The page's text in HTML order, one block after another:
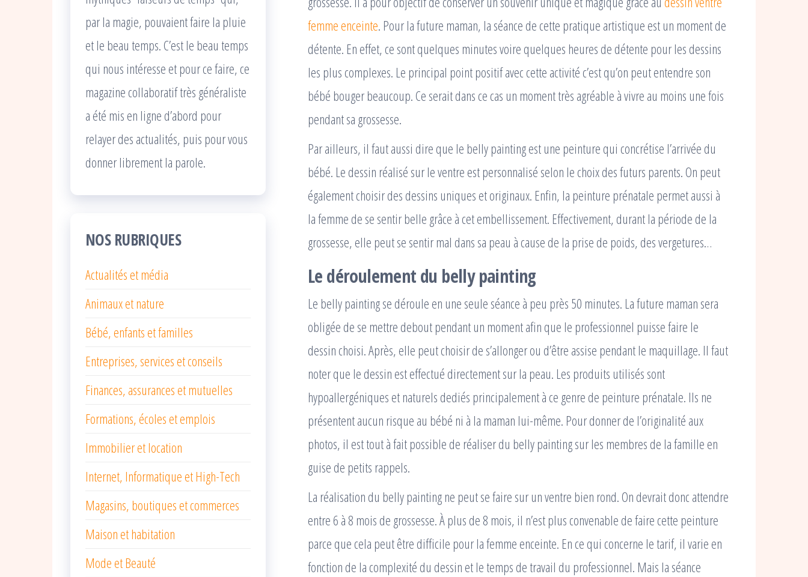
femme enceinte. Pour la future maman, la séance de cette pratique artistique est un moment de
détente. En effet, ce sont quelques minutes voire quelques heures de détente pour les dessins
les plus complexes. Le principal point positif avec cette activité c’est qu’on peut entendre son
bébé bouger beaucoup. Ce serait dans ce cas un moment très agréable à vivre au moins une fois
pendant sa grossesse.
Par ailleurs, il faut aussi dire que le belly painting est une peinture qui concrétise l’arrivée du
bébé. Le dessin réalisé sur le ventre est personnalisé selon le choix des futurs parents. On peut
également choisir des dessins uniques et originaux. Enfin, la peinture prénatale permet aussi à
la femme de se sentir belle grâce à cet embellissement. Effectivement, durant la période de la
grossesse, elle peut se sentir mal dans sa peau à cause de la prise de poids, des vergetures…
Le déroulement du belly painting
Le belly painting se déroule en une seule séance à peu près 50 minutes. La future maman sera
obligée de se mettre debout pendant un moment afin que le professionnel puisse faire le
dessin choisi. Après, elle peut choisir de s’allonger ou d’être assise pendant le maquillage. Il faut
noter que le dessin est effectué directement sur la peau. Les produits utilisés sont
hypoallergéniques et naturels dediés principalement à ce genre de peinture prénatale. Ils ne
présentent aucun risque au bébé ni à la maman lui-même. Pour donner de l’originalité aux
photos, il est tout à fait possible de réaliser du belly painting sur les membres de la famille en
guise de petits rappels.
La réalisation du belly painting ne peut se faire sur un ventre bien rond. On devrait donc attendre
entre 6 à 8 mois de grossesse. À plus de 8 mois, il n’est plus convenable de faire cette peinture
parce que cela peut être difficile pour la femme enceinte. En ce qui concerne le tarif, il varie en
fonction de la complexité du dessin et le temps de travail du professionnel. Mais la séance
par la magie, pouvaient faire la pluie
et le beau temps. C’est le beau temps
qui nous intéresse et pour ce faire, ce
magazine collaboratif très généraliste
a été mis en ligne d’abord pour
relayer des actualités, puis pour vous
donner librement la parole.
NOS RUBRIQUES
Actualités et média
Animaux et nature
Bébé, enfants et familles
Entreprises, services et conseils
Finances, assurances et mutuelles
Formations, écoles et emplois
Immobilier et location
Internet, Informatique et High-Tech
Magasins, boutiques et commerces
Maison et habitation
Mode et Beauté